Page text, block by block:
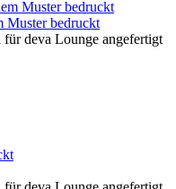
Muster bedruckt
deva Lounge angefertigt